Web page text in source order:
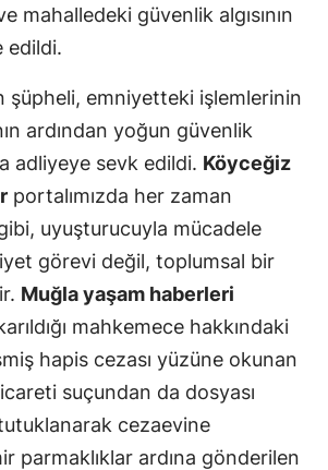
mahalledeki güvenlik algısının
edildi.
şüpheli, emniyetteki işlemlerinin
ardından yoğun güvenlik
adliyeye sevk edildi. Köyceğiz
portalımızda her zaman
gibi, uyuşturucuyla mücadele
görevi değil, toplumsal bir
Muğla yaşam haberleri
mahkemece hakkındaki
hapis cezası yüzüne okunan
suçundan da dosyası
cezaevine
parmaklıklar ardına gönderilen